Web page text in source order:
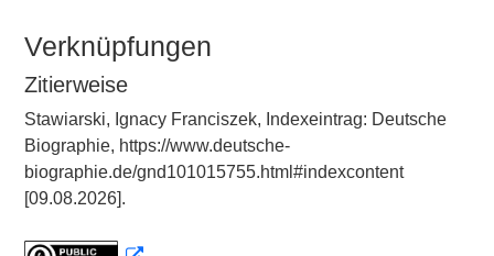
Verknüpfungen
Zitierweise
Stawiarski, Ignacy Franciszek, Indexeintrag: Deutsche
Biographie, https://www.deutsche-
biographie.de/gnd101015755.html#indexcontent
[09.08.2026].